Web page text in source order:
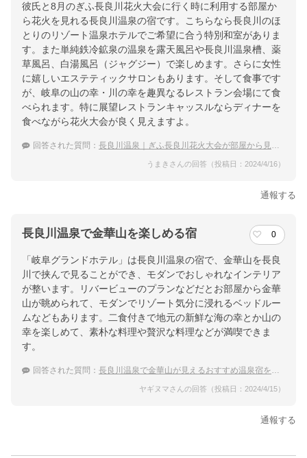
彼氏と8月のぎふ長良川花火大会に行く時に利用する部屋か
ら花火を見れる長良川温泉の宿です。こちらなら長良川のほ
とりのリゾート温泉ホテルでご希望に合う特別和室がありま
す。また単純鉄冷鉱泉の温泉を露天風呂や長良川温泉槽、薬
草風呂、白湯風呂（ジャグジー）で楽しめます。さらに女性
に嬉しいエステティックサロンもあります。そして食事です
が、岐阜の山の幸・川の幸を趣異なるレストラン会場にて食
べられます。特に展望レストランキャッスルならディナーを
食べながら花火大会が良く見えますよ。
回答された質問： 長良川温泉｜ぎふ長良川花火大会が部屋から見える温泉宿のおすすめは？
うまきさんの回答（投稿日：2024/4/16）
通報する
長良川温泉で金華山を楽しめる宿 0
「岐阜グランドホテル」は長良川温泉の宿で、金華山を長良
川で挟んで見ることができ、モダンでおしゃれなインテリア
が整います。リバービューのプランなどだとお部屋から金華
山が眺められて、モダンでリゾート気分に浸れるベッドルー
ムなどもあります。二食付きで地元の新鮮な海の幸とか山の
幸を楽しめて、素朴な料理や贅沢な料理などが満喫できま
す。
回答された質問： 長良川温泉で金華山が見えるおすすめ温泉宿を教えてください
ヤギヌマさんの回答（投稿日：2024/4/15）
通報する